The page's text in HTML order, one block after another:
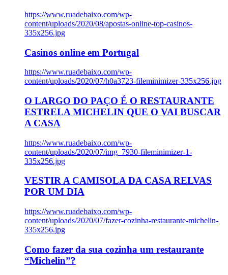
https://www.ruadebaixo.com/wp-
content/uploads/2020/08/apostas-online-top-casinos-
335x256.jpg
Casinos online em Portugal
https://www.ruadebaixo.com/wp-
content/uploads/2020/07/h0a3723-fileminimizer-335x256.jpg
O LARGO DO PAÇO É O RESTAURANTE
ESTRELA MICHELIN QUE O VAI BUSCAR
A CASA
https://www.ruadebaixo.com/wp-
content/uploads/2020/07/img_7930-fileminimizer-1-
335x256.jpg
VESTIR A CAMISOLA DA CASA RELVAS
POR UM DIA
https://www.ruadebaixo.com/wp-
content/uploads/2020/07/fazer-cozinha-restaurante-michelin-
335x256.jpg
Como fazer da sua cozinha um restaurante
“Michelin”?